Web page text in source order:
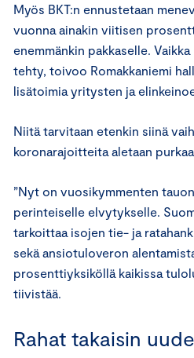
Myös BKT:n ennustetaan
vuonna ainakin viitisen
enemmänkin pakkaselle.
tehty, toivoo Romakkaniemi
lisätoimia yritysten ja
Niitä tarvitaan etenkin siinä
koronarajoitteita aletaan
”Nyt on vuosikymmenten
perinteiselle elvytykselle.
tarkoittaa isojen tie- ja
sekä ansiotuloveron
prosenttiyksiköllä kaikissa
tiivistää.
Rahat takaisin